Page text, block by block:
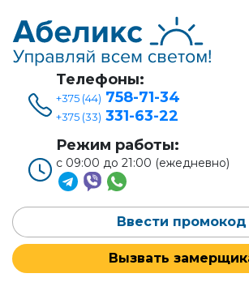
Телефоны:
+375 (44) 758-71-34
+375 (33) 331-63-22
Режим работы:
с 09:00 до 21:00 (ежедневно)
Ввести промокод
Вызвать